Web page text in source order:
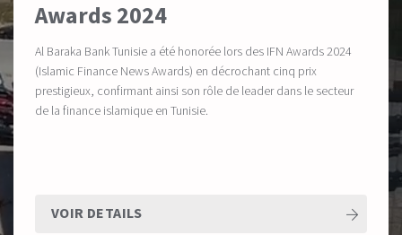
Awards 2024
Al Baraka Bank Tunisie a été honorée lors des IFN Awards 2024
(Islamic Finance News Awards) en décrochant cinq prix
prestigieux, confirmant ainsi son rôle de leader dans le secteur
de la finance islamique en Tunisie.
VOIR DETAILS